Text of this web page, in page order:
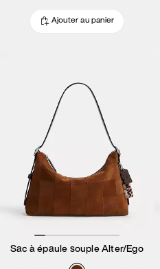
Ajouter au panier
Sac à épaule souple Alter/Ego